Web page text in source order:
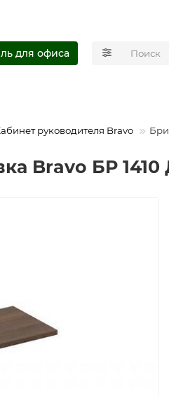
для офиса
руководителя Bravo
Bravo БР 1410